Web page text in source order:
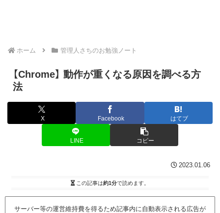
ホーム 管理人さちのお勉強ノート
【Chrome】 動作が重くなる原因を調べる方
法
X Facebook はてブ
LINE コピー
2023.01.06
この記事は約1分で読めます。
サーバー等の運営維持費を得るため記事内に自動表示される広告が